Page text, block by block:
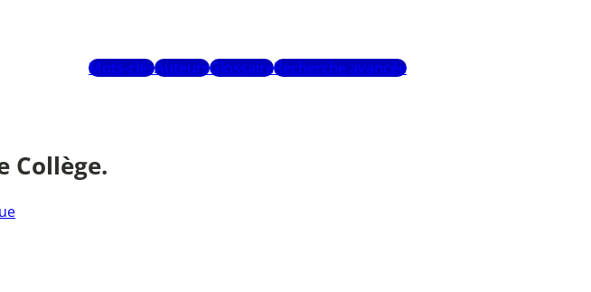
Mots-clésAuteursGlossaireRecherche avancée
Collège.